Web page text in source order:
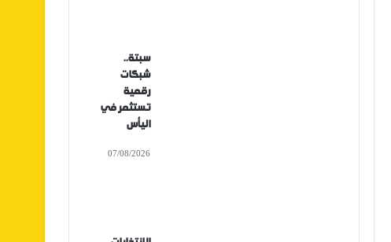
سبتة..
شبكات
رقمية
تستثمر في
اليأس
07/08/2026